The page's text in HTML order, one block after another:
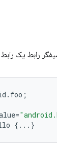
رابط یک
. foo ;
=
{ ... }